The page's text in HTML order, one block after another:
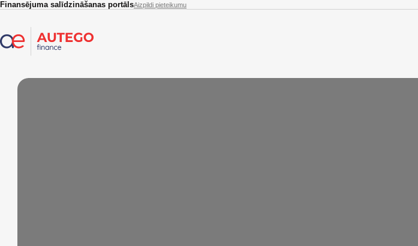
Skip to main content
Finansējuma salīdzināšanas portālsAizpildi pieteikumu